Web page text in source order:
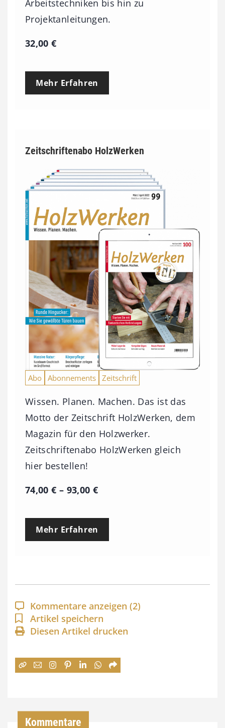
Arbeitstechniken bis hin zu
Projektanleitungen.
32,00€
Mehr Erfahren
Zeitschriftenabo HolzWerken
Abo Abonnements Zeitschrift
Wissen. Planen. Machen. Das ist das
Motto der Zeitschrift HolzWerken, dem
Magazin für den Holzwerker.
Zeitschriftenabo HolzWerken gleich
hier bestellen!
74,00€ – 93,00 €P
e
p
a
n
n
:
Mehr Erfahren
Kommentare anzeigen (2)
Artikel speichern
Diesen Artikel drucken
Kommentare